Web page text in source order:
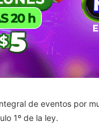
de eventos por
1º de la ley.